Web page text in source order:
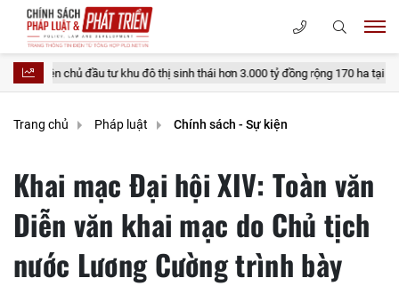
tư khu đô thị sinh thái hơn 3.000 tỷ đồng rộng 170 ha tại Sơn La
Trang chủ Pháp luật Chính sách - Sự kiện
Khai mạc Đại hội XIV: Toàn văn
Diễn văn khai mạc do Chủ tịch
nước Lương Cường trình bày